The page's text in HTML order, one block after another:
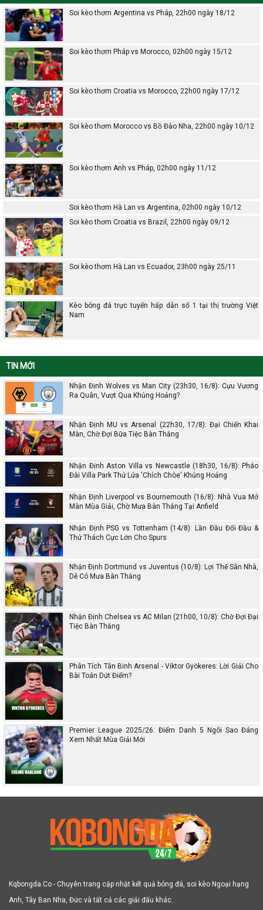
Soi kèo thơm Argentina vs Pháp, 22h00 ngày 18/12
Soi kèo thơm Pháp vs Morocco, 02h00 ngày 15/12
Soi kèo thơm Croatia vs Morocco, 22h00 ngày 17/12
Soi kèo thơm Morocco vs Bồ Đào Nha, 22h00 ngày 10/12
Soi kèo thơm Anh vs Pháp, 02h00 ngày 11/12
Soi kèo thơm Hà Lan vs Argentina, 02h00 ngày 10/12
Soi kèo thơm Croatia vs Brazil, 22h00 ngày 09/12
Soi kèo thơm Hà Lan vs Ecuador, 23h00 ngày 25/11
Kèo bóng đá trực tuyến hấp dẫn số 1 tại thị trường Việt
Nam
TIN MỚI
Nhận Định Wolves vs Man City (23h30, 16/8): Cựu Vương
Ra Quân, Vượt Qua Khủng Hoảng?
Nhận Định MU vs Arsenal (22h30, 17/8): Đại Chiến Khai
Màn, Chờ Đợi Bữa Tiệc Bàn Thắng
Nhận Định Aston Villa vs Newcastle (18h30, 16/8): Pháo
Đài Villa Park Thử Lửa 'Chích Chòe' Khủng Hoảng
Nhận Định Liverpool vs Bournemouth (16/8): Nhà Vua Mở
Màn Mùa Giải, Chờ Mưa Bàn Thắng Tại Anfield
Nhận Định PSG vs Tottenham (14/8): Lần Đầu Đối Đầu &
Thử Thách Cực Lớn Cho Spurs
Nhận Định Dortmund vs Juventus (10/8): Lợi Thế Sân Nhà,
Dễ Có Mưa Bàn Thắng
Nhận Định Chelsea vs AC Milan (21h00, 10/8): Chờ Đợi Đại
Tiệc Bàn Thắng
Phân Tích Tân Binh Arsenal - Viktor Gyökeres: Lời Giải Cho
Bài Toán Dứt Điểm?
Premier League 2025/26: Điểm Danh 5 Ngôi Sao Đáng
Xem Nhất Mùa Giải Mới
Kqbongda.Co - Chuyên trang cập nhật kết quả bóng đá, soi kèo Ngoại hạng
Anh, Tây Ban Nha, Đức và tất cả các giải đấu khác.